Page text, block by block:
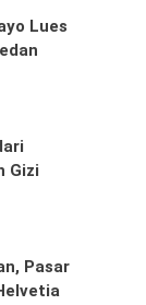
Lues
Gizi
Pasar